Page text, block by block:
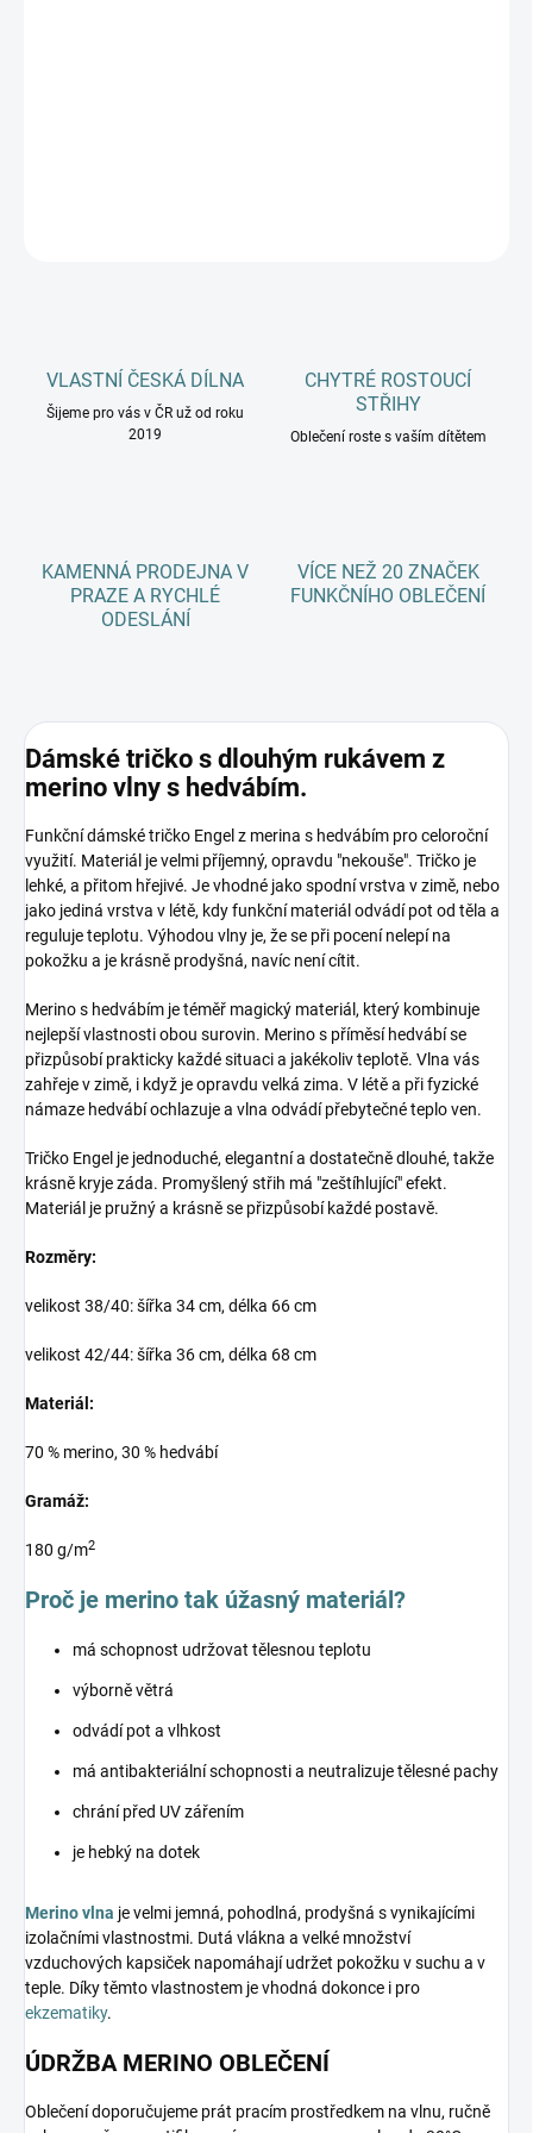
VLASTNÍ ČESKÁ DÍLNA
Šijeme pro vás v ČR už od roku
2019
CHYTRÉ ROSTOUCÍ
STŘIHY
Oblečení roste s vaším dítětem
KAMENNÁ PRODEJNA V
PRAZE A RYCHLÉ
ODESLÁNÍ
VÍCE NEŽ 20 ZNAČEK
FUNKČNÍHO OBLEČENÍ
Dámské tričko s dlouhým rukávem z
merino vlny s hedvábím.
Funkční dámské tričko Engel z merina s hedvábím pro celoroční
využití. Materiál je velmi příjemný, opravdu "nekouše". Tričko je
lehké, a přitom hřejivé. Je vhodné jako spodní vrstva v zimě, nebo
jako jediná vrstva v létě, kdy funkční materiál odvádí pot od těla a
reguluje teplotu. Výhodou vlny je, že se při pocení nelepí na
pokožku a je krásně prodyšná, navíc není cítit.
Merino s hedvábím je téměř magický materiál, který kombinuje
nejlepší vlastnosti obou surovin. Merino s příměsí hedvábí se
přizpůsobí prakticky každé situaci a jakékoliv teplotě. Vlna vás
zahřeje v zimě, i když je opravdu velká zima. V létě a při fyzické
námaze hedvábí ochlazuje a vlna odvádí přebytečné teplo ven.
Tričko Engel je jednoduché, elegantní a dostatečně dlouhé, takže
krásně kryje záda. Promyšlený střih má "zeštíhlující" efekt.
Materiál je pružný a krásně se přizpůsobí každé postavě.
Rozměry:
velikost 38/40: šířka 34 cm, délka 66 cm
velikost 42/44: šířka 36 cm, délka 68 cm
Materiál:
70 % merino, 30 % hedvábí
Gramáž:
180 g/m2
Proč je merino tak úžasný materiál?
má schopnost udržovat tělesnou teplotu
výborně větrá
odvádí pot a vlhkost
má antibakteriální schopnosti a neutralizuje tělesné pachy
chrání před UV zářením
je hebký na dotek
Merino vlna je velmi jemná, pohodlná, prodyšná s vynikajícími
izolačními vlastnostmi. Dutá vlákna a velké množství
vzduchových kapsiček napomáhají udržet pokožku v suchu a v
teple. Díky těmto vlastnostem je vhodná dokonce i pro
ekzematiky.
ÚDRŽBA MERINO OBLEČENÍ
Oblečení doporučujeme prát pracím prostředkem na vlnu, ručně